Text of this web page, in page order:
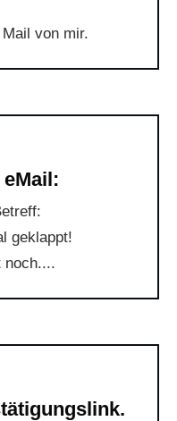
von mir.
geklappt!
noch....